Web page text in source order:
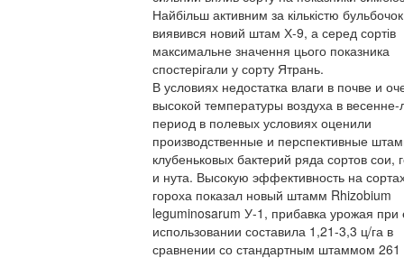
Найбільш активним за кількістю бульбочок
виявився новий штам Х-9, а серед сортів
максимальне значення цього показника
спостерігали у сорту Ятрань.
В условиях недостатка влаги в почве и
высокой температуры воздуха в весенне-
период в полевых условиях оценили
производственные и перспективные
клубеньковых бактерий ряда сортов сои,
и нута. Высокую эффективность на
гороха показал новый штамм Rhizobium
leguminosarum У-1, прибавка урожая при
использовании составила 1,21-3,3 ц/га в
сравнении со стандартным штаммом 261